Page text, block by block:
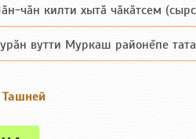
чăн килти хытă чăкăтсем
вутти Муркаш районĕпе тата
Ташней